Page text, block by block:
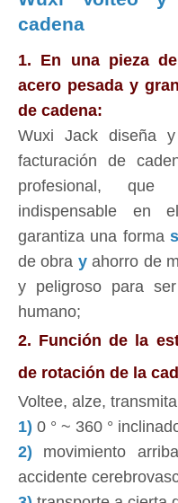
cadena
1. En una pieza
acero pesada y
de cadena:
Wuxi Jack diseña
facturación de
profesional, que
indispensable en
garantiza una forma
de obra yahorro de
y peligroso para
humano;
2. Función de la
de rotación de la
Voltee, alze,
1) 0 ° ~ 360 °
2) movimiento
accidente